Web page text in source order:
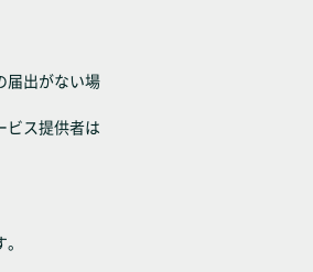
届出がない場
ビス提供者は